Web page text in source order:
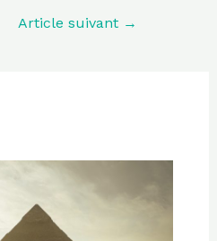
Article suivant →